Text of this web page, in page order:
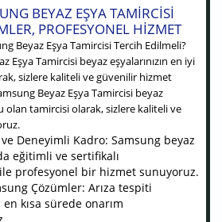
BEYAZ EŞYA TAMIRCISI
PROFESYONEL HIZMET
Beyaz Eşya Tamircisi Tercih Edilmeli?
Eşya Tamircisi beyaz eşyalarınızın en iyi
sizlere kaliteli ve güvenilir hizmet
Beyaz Eşya Tamircisi beyaz
olan tamircisi olarak, sizlere kaliteli ve
Deneyimli Kadro: Samsung beyaz
eğitimli ve sertifikalı
profesyonel bir hizmet sunuyoruz.
Çözümler: Arıza tespiti
kısa sürede onarım